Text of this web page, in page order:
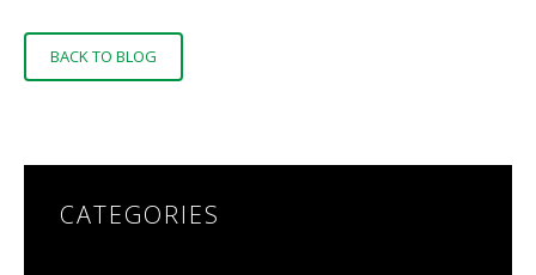
BACK TO BLOG
CATEGORIES